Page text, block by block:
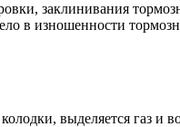
заклинивания
в изношенности
выделяется газ и